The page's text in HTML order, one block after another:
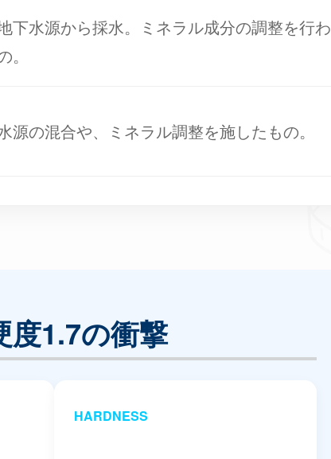
下水源から採水。ミネラル成分の調整を行わ
。
源の混合や、ミネラル調整を施したもの。
度1.7の衝撃
HARDNESS